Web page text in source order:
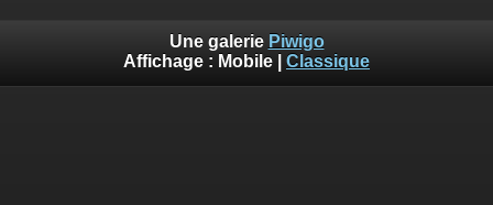
Une galerie Piwigo
Affichage : Mobile Classique